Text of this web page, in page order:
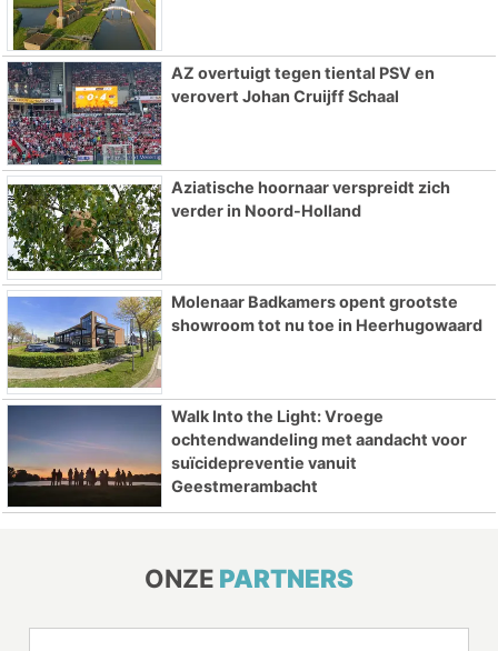
AZ overtuigt tegen tiental PSV en
verovert Johan Cruijff Schaal
Aziatische hoornaar verspreidt zich
verder in Noord-Holland
Molenaar Badkamers opent grootste
showroom tot nu toe in Heerhugowaard
Walk Into the Light: Vroege
ochtendwandeling met aandacht voor
suïcidepreventie vanuit
Geestmerambacht
ONZE PARTNERS